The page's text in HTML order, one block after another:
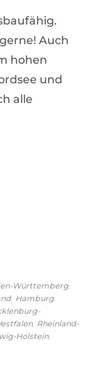
Auch
hohen
und
alle
Württemberg,
, Hamburg,
, Rheinland-
Holstein,